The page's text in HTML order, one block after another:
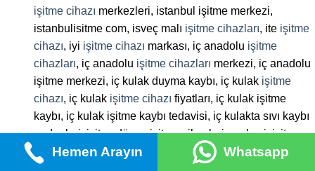
işitme cihazı merkezleri, istanbul işitme merkezi,
istanbulisitme com, isveç malı işitme cihazları, ite işitme
cihazı, iyi işitme cihazı markası, iç anadolu işitme
cihazları, iç anadolu işitme cihazları merkezi, iç anadolu
işitme merkezi, iç kulak duyma kaybı, iç kulak işitme
cihazı, iç kulak işitme cihazı fiyatları, iç kulak işitme
kaybı, iç kulak işitme kaybı tedavisi, iç kulakta sıvı kaybı
nedenleri, işiten dünya işitme cihazlari merkezi, işitme
aleti, işitme aletleri, işitme azalması, işitme azlığı, işitme
Hemen Arayın Whatsapp